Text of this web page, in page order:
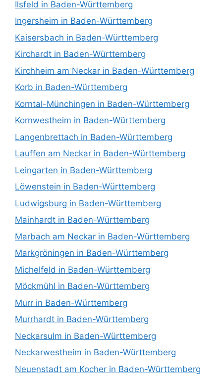
Ilsfeld in Baden-Württemberg
Ingersheim in Baden-Württemberg
Kaisersbach in Baden-Württemberg
Kirchardt in Baden-Württemberg
Kirchheim am Neckar in Baden-Württemberg
Korb in Baden-Württemberg
Korntal-Münchingen in Baden-Württemberg
Kornwestheim in Baden-Württemberg
Langenbrettach in Baden-Württemberg
Lauffen am Neckar in Baden-Württemberg
Leingarten in Baden-Württemberg
Löwenstein in Baden-Württemberg
Ludwigsburg in Baden-Württemberg
Mainhardt in Baden-Württemberg
Marbach am Neckar in Baden-Württemberg
Markgröningen in Baden-Württemberg
Michelfeld in Baden-Württemberg
Möckmühl in Baden-Württemberg
Murr in Baden-Württemberg
Murrhardt in Baden-Württemberg
Neckarsulm in Baden-Württemberg
Neckarwestheim in Baden-Württemberg
Neuenstadt am Kocher in Baden-Württemberg